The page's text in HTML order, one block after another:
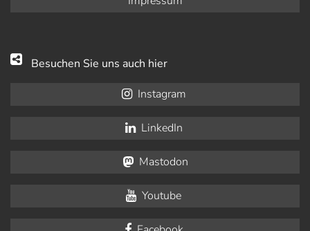
Besuchen Sie uns auch hier
Instagram
LinkedIn
Mastodon
Youtube